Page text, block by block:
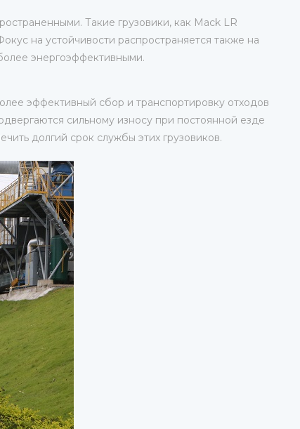
Такие грузовики, как Mack LR
на устойчивости распространяется также на
энергоэффективными.
эффективный сбор и транспортировку отходов
сильному износу при постоянной езде
долгий срок службы этих грузовиков.